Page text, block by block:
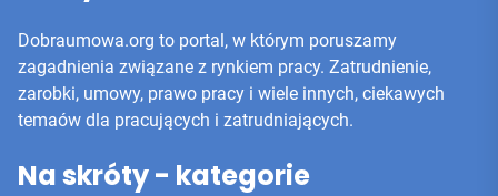
Dobraumowa.org to portal, w którym poruszamy
zagadnienia związane z rynkiem pracy. Zatrudnienie,
zarobki, umowy, prawo pracy i wiele innych, ciekawych
temaów dla pracujących i zatrudniających.
Na skróty - kategorie